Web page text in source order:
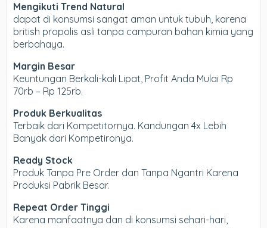
Mengikuti Trend Natural
dapat di konsumsi sangat aman untuk tubuh, karena
british propolis asli tanpa campuran bahan kimia yang
berbahaya.
Margin Besar
Keuntungan Berkali-kali Lipat, Profit Anda Mulai Rp
70rb – Rp 125rb.
Produk Berkualitas
Terbaik dari Kompetitornya. Kandungan 4x Lebih
Banyak dari Kompetironya.
Ready Stock
Produk Tanpa Pre Order dan Tanpa Ngantri Karena
Produksi Pabrik Besar.
Repeat Order Tinggi
Karena manfaatnya dan di konsumsi sehari-hari,